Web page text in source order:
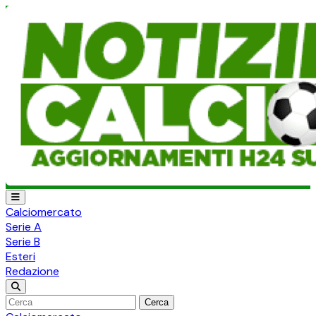
Calciomercato
Serie A
Serie B
Esteri
Redazione
Cerca